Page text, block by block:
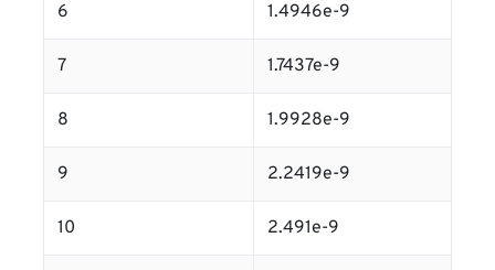
6 1.4946e-9
7 1.7437e-9
8 1.9928e-9
9 2.2419e-9
10 2.491e-9